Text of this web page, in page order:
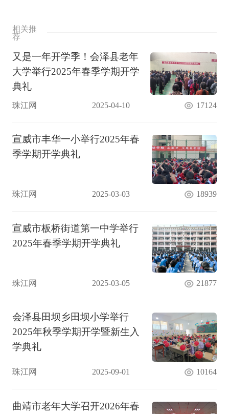
相关推
荐
又是一年开学季！会泽县老年
大学举行2025年春季学期开学
典礼
珠江网 2025-04-10 17124
宣威市丰华一小举行2025年春
季学期开学典礼
珠江网 2025-03-03 18939
宣威市板桥街道第一中学举行
2025年春季学期开学典礼
珠江网 2025-03-05 21877
会泽县田坝乡田坝小学举行
2025年秋季学期开学暨新生入
学典礼
珠江网 2025-09-01 10164
曲靖市老年大学召开2026年春